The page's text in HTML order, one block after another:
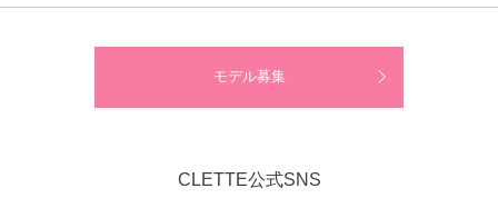
モデル募集
CLETTE公式SNS